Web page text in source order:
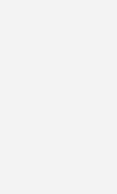
Union (EU) haben
aus und macht Co2-